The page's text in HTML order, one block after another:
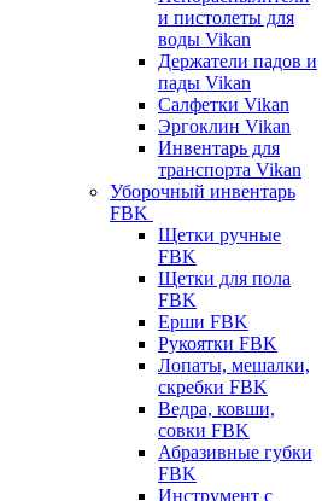
и пистолеты для
воды Vikan
Держатели падов и
пады Vikan
Салфетки Vikan
Эргоклин Vikan
Инвентарь для
транспорта Vikan
Уборочный инвентарь
FBK
Щетки ручные
FBK
Щетки для пола
FBK
Ерши FBK
Рукоятки FBK
Лопаты, мешалки,
скребки FBK
Ведра, ковши,
совки FBK
Абразивные губки
FBK
Инструмент с